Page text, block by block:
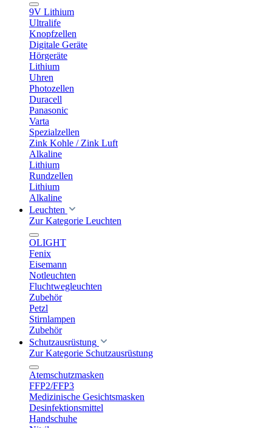
9V Lithium
Ultralife
Knopfzellen
Digitale Geräte
Hörgeräte
Lithium
Uhren
Photozellen
Duracell
Panasonic
Varta
Spezialzellen
Zink Kohle / Zink Luft
Alkaline
Lithium
Rundzellen
Lithium
Alkaline
Leuchten
Zur Kategorie Leuchten
OLIGHT
Fenix
Eisemann
Notleuchten
Fluchtwegleuchten
Zubehör
Petzl
Stirnlampen
Zubehör
Schutzausrüstung
Zur Kategorie Schutzausrüstung
Atemschutzmasken
FFP2/FFP3
Medizinische Gesichtsmasken
Desinfektionsmittel
Handschuhe